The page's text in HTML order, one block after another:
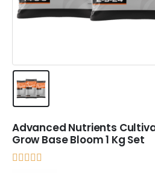
Advanced Nutrients
Grow Base Bloom 1 Kg Set